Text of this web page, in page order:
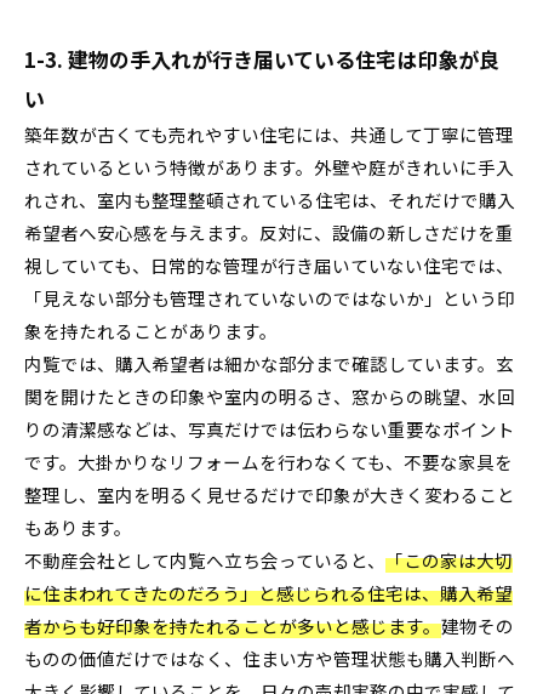
1-3. 建物の手入れが行き届いている住宅は印象が良
い
築年数が古くても売れやすい住宅には、共通して丁寧に管理
されているという特徴があります。外壁や庭がきれいに手入
れされ、室内も整理整頓されている住宅は、それだけで購入
希望者へ安心感を与えます。反対に、設備の新しさだけを重
視していても、日常的な管理が行き届いていない住宅では、
「見えない部分も管理されていないのではないか」という印
象を持たれることがあります。
内覧では、購入希望者は細かな部分まで確認しています。玄
関を開けたときの印象や室内の明るさ、窓からの眺望、水回
りの清潔感などは、写真だけでは伝わらない重要なポイント
です。大掛かりなリフォームを行わなくても、不要な家具を
整理し、室内を明るく見せるだけで印象が大きく変わること
もあります。
不動産会社として内覧へ立ち会っていると、 「この家は大切
に住まわれてきたのだろう」と感じられる住宅は、購入希望
者からも好印象を持たれることが多いと感じます。建物その
ものの価値だけではなく、住まい方や管理状態も購入判断へ